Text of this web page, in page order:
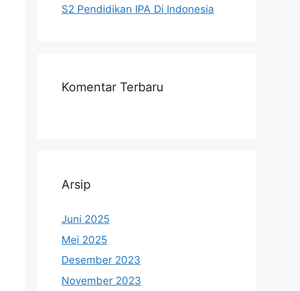
S2 Pendidikan IPA Di Indonesia
Komentar Terbaru
Arsip
Juni 2025
Mei 2025
Desember 2023
November 2023